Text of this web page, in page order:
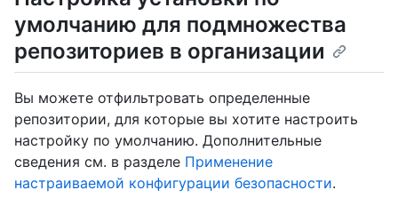
умолчанию для подмножества
репозиториев в организации
Вы можете отфильтровать определенные
репозитории, для которые вы хотите настроить
настройку по умолчанию. Дополнительные
сведения см. в разделе Применение
настраиваемой конфигурации безопасности.